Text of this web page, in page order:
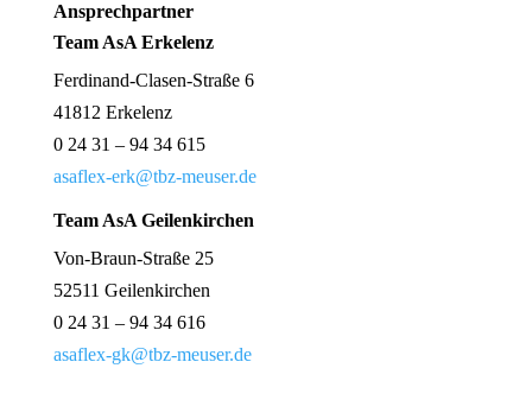
Ansprechpartner
Team AsA Erkelenz
Ferdinand-Clasen-Straße 6
41812 Erkelenz
0 24 31 – 94 34 615
asaflex-erk@tbz-meuser.de
Team AsA Geilenkirchen
Von-Braun-Straße 25
52511 Geilenkirchen
0 24 31 – 94 34 616
asaflex-gk@tbz-meuser.de